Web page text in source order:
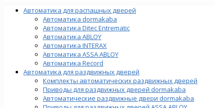
Автоматика для распашных дверей
Автоматика dormakaba
Автоматика Ditec Entrematic
Автоматика ABLOY
Автоматика INTERAX
Автоматика ASSA ABLOY
Автоматика Record
Автоматика для раздвижных дверей
Комплекты автоматических раздвижных дверей
Приводы для раздвижных дверей dormakaba
Автоматические раздвижные двери dormakaba